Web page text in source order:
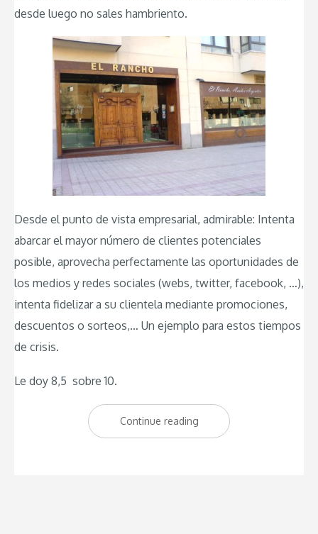
desde luego no sales hambriento.
Desde el punto de vista empresarial, admirable: Intenta
abarcar el mayor número de clientes potenciales
posible, aprovecha perfectamente las oportunidades de
los medios y redes sociales (webs, twitter, facebook, …),
intenta fidelizar a su clientela mediante promociones,
descuentos o sorteos,… Un ejemplo para estos tiempos
de crisis.
Le doy 8,5 sobre 10.
Continue reading
restaurante